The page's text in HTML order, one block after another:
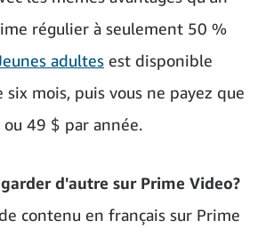
régulier à seulement 50 %
adultes est disponible
six mois, puis vous ne payez que
49 $ par année.
d'autre sur Prime Video?
contenu en français sur Prime